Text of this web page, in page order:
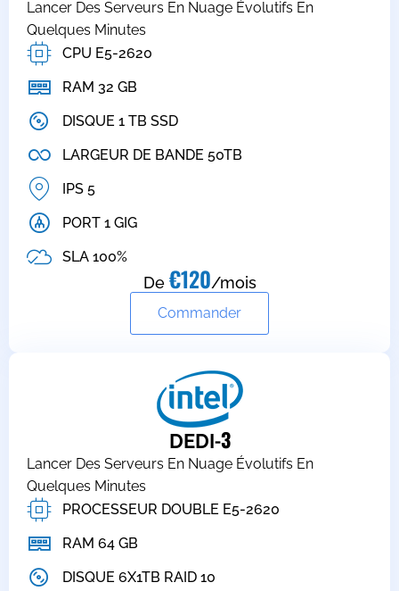
Lancer Des Serveurs En Nuage Évolutifs En
Quelques Minutes
CPU E5-2620
RAM 32 GB
DISQUE 1 TB SSD
LARGEUR DE BANDE 50TB
IPS 5
PORT 1 GIG
SLA 100%
De €120/mois
Commander
DEDI-3
Lancer Des Serveurs En Nuage Évolutifs En
Quelques Minutes
PROCESSEUR DOUBLE E5-2620
RAM 64 GB
DISQUE 6X1TB RAID 10